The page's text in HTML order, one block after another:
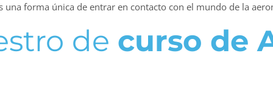
una forma única de entrar en contacto con el mundo de la
de curso de